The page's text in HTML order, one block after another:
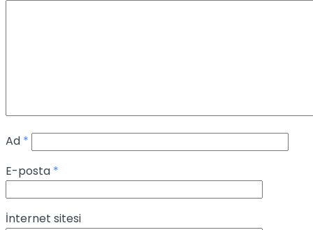
Ad *
E-posta *
İnternet sitesi